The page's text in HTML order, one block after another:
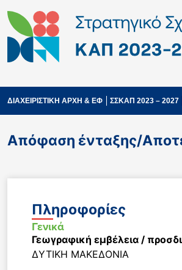
ΔΙΑΧΕΙΡΙΣΤΙΚΗ ΑΡΧΗ & ΕΦ ΣΣΚΑΠ 2023 – 2027
Απόφαση ένταξης/
Πληροφορίες
Γενικά
Γεωγραφική εμβέλεια /
ΔΥΤΙΚΗ ΜΑΚΕΔΟΝΙΑ